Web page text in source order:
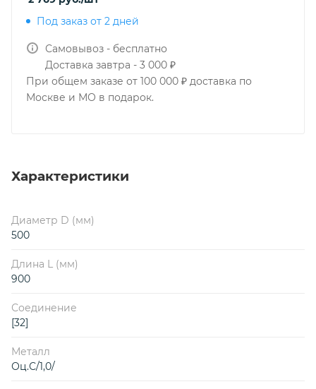
Под заказ от 2 дней
Самовывоз - бесплатно
Доставка завтра - 3 000 ₽
При общем заказе от 100 000 ₽ доставка по
Москве и МО в подарок.
Характеристики
Диаметр D (мм)
500
Длина L (мм)
900
Соединение
[32]
Металл
Оц.С/1,0/